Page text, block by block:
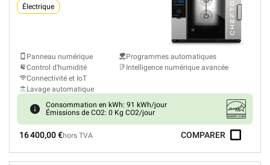
Électrique
Panneau numérique
Control d'humidité
Connectivité et IoT
Lavage automatique
Programmes automatiques
Intelligence numérique avancée
Consommation en kWh: 91 kWh/jour
Émissions de CO2: 0 Kg CO2/jour
16 400,00 €hors TVA COMPARER